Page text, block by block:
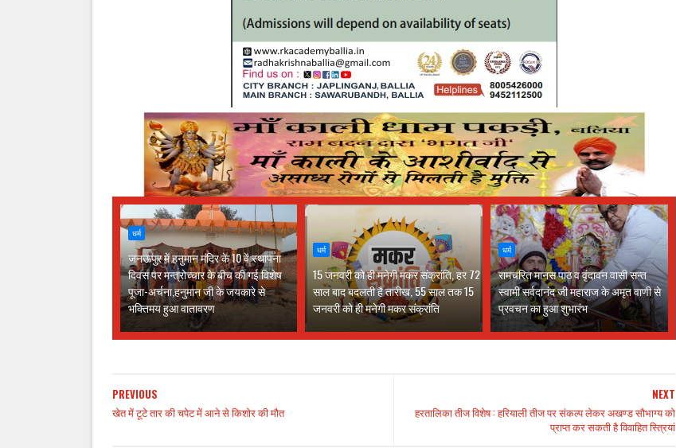
धर्म
जनऊपुर में हनुमान मंदिर के 10 वें स्थापना
दिवस पर मन्त्रोच्चार के बीच की गई विशेष
पूजा-अर्चना,हनुमान जी के जयकारे से
भक्तिमय हुआ वातावरण
धर्म
15 जनवरी को ही मनेगी मकर संक्रांति, हर 72
साल बाद बदलती है तारीख, 55 साल तक 15
जनवरी को ही मनेगी मकर संक्रांति
धर्म
रामचरित मानस पाठ व वृंदावन वासी सन्त
स्वामी सर्वदानंद जी महाराज के अमृत वाणी से
प्रवचन का हुआ शुभारंभ
NEXT
हरतालिका तीज विशेष : हरियाली तीज पर संकल्प लेकर अखण्ड सौभाग्य को
प्राप्त कर सकती है विवाहित स्त्रियां
PREVIOUS
खेत में टूटे तार की चपेट में आने से किशोर की मौत